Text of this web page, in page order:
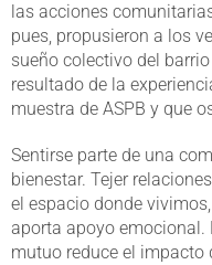
las acciones
pues, propusieron a los
sueño colectivo del
resultado de la
muestra de ASPB y que
Sentirse parte de una
bienestar. Tejer
el espacio donde
aporta apoyo emocional.
mutuo reduce el impacto